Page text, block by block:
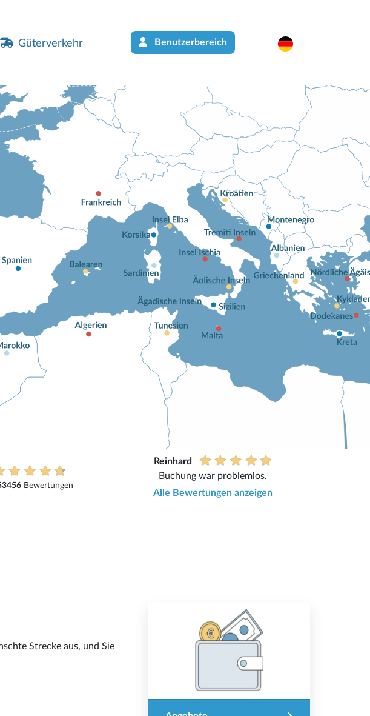
Güterverkehr Benutzerbereich
Bewertungen
Reinhard
Buchung war problemlos.
Alle Bewertungen anzeigen
Strecke aus, und Sie